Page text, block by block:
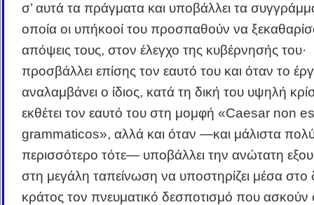
σ’ αυτά τα πράγματα και υποβάλλει τα
οποία οι υπήκοοί του προσπαθούν να
απόψεις τους, στον έλεγχο της κυβέρνησής του·
προσβάλλει επίσης τον εαυτό του και όταν το
αναλαμβάνει ο ίδιος, κατά τη δική του υψηλή
εκθέτει τον εαυτό του στη μομφή «Caesar non
grammaticos», αλλά και όταν ―και μάλιστα
περισσότερο τότε― υποβάλλει την ανώτατη
στη μεγάλη ταπείνωση να υποστηρίζει μέσα στο
κράτος τον πνευματικό δεσποτισμό που ασκούν